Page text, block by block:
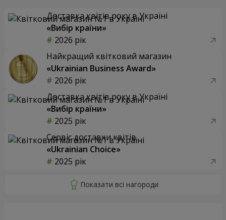
Доставка квітів року в Україні
«Вибір країни»
2026 рік
Найкращий квітковий магазин
«Ukrainian Business Award»
2026 рік
Доставка квітів року в Україні
«Вибір країни»
2025 рік
Сервіс доставки квітів
«Ukrainian Choice»
2025 рік